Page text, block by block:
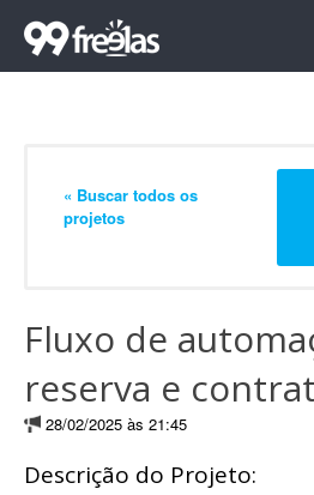
« Buscar todos os
projetos
Fluxo de
reserva e
28/02/2025 às 21:45
Descrição do Projeto: